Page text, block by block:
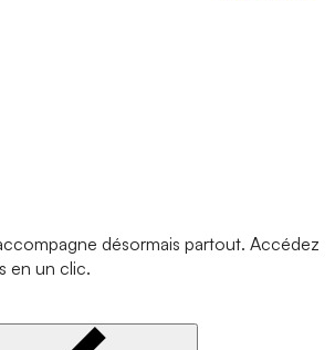
désormais partout. Accédez
en un clic.